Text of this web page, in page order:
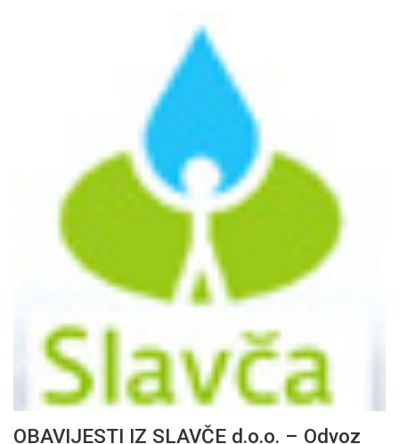
OBAVIJESTI IZ SLAVČE d.o.o. – Odvoz